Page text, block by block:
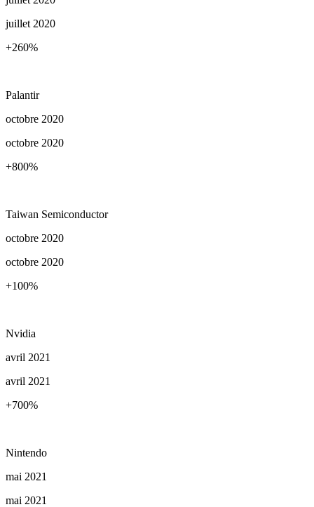
juillet 2020
+260%
Palantir
octobre 2020
octobre 2020
+800%
Taiwan Semiconductor
octobre 2020
octobre 2020
+100%
Nvidia
avril 2021
avril 2021
+700%
Nintendo
mai 2021
mai 2021